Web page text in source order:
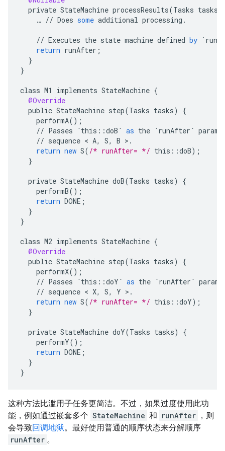
private StateMachine processResults(Tasks tasks
… // Does some additional processing .
// Executes the state machine defined by
return runAfter ;
}
}
class M1 implements StateMachine {
@Override
public StateMachine step(Tasks tasks)
{
performA();
// Passes `this::doB` as the `runAfter`
// sequence < A, S, B > .
return new S( /* runAfter= */ this ::doB);
}
private StateMachine doB(Tasks tasks)
{
performB();
return DONE ;
}
}
class M2 implements StateMachine {
@Override
public StateMachine step(Tasks tasks)
{
performX();
// Passes `this::doY` as the `runAfter`
// sequence < X, S, Y > .
return new S( /* runAfter= */ this ::doY);
}
private StateMachine doY(Tasks tasks)
{
performY();
return DONE ;
}
}
这种方法比滥用子任务更简洁。不过，如果过度使用此功
能，例如通过嵌套多个 StateMachine 和 runAfter ，则
会导致回调地狱。最好使用普通的顺序状态来分解顺序
runAfter 。